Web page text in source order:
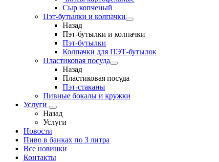
Сыр копченый
Пэт-бутылки и колпачки
Назад
Пэт-бутылки и колпачки
Пэт-бутылки
Колпачки для ПЭТ-бутылок
Пластиковая посуда
Назад
Пластиковая посуда
Пэт-стаканы
Пивные бокалы и кружки
Услуги
Назад
Услуги
Новости
Пиво в банках по 3 литра
Все новинки
Контакты